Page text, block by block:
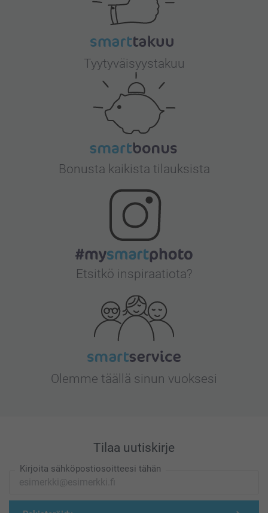
Tyytyväisyystakuu
Bonusta kaikista tilauksista
Etsitkö inspiraatiota?
Olemme täällä sinun vuoksesi
Tilaa uutiskirje
Kirjoita sähköpostiosoitteesi tähän